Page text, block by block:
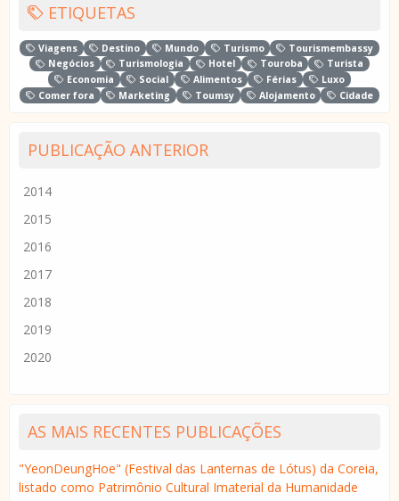
ETIQUETAS
Viagens Destino Mundo Turismo
Tourismembassy
Negócios
Turismologia Hotel Touroba
Turista
Economia
Social Alimentos Férias
Luxo
Comer fora
Marketing Toumsy Alojamento Cidade
PUBLICAÇÃO ANTERIOR
2014
2015
2016
2017
2018
2019
2020
AS MAIS RECENTES PUBLICAÇÕES
"YeonDeungHoe" (Festival das Lanternas de Lótus) da Coreia,
listado como Patrimônio Cultural Imaterial da Humanidade